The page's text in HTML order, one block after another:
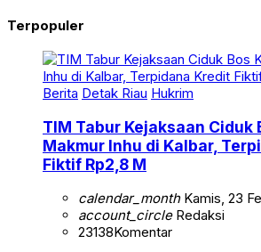
Terpopuler
Berita Detak Riau Hukrim
TIM Tabur Kejaksaan Ciduk
Makmur Inhu di Kalbar,
Fiktif Rp2,8 M
calendar_monthKamis, 23
account_circleRedaksi
23138Komentar